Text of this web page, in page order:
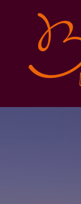
Vins en Fête
Balade
Inscription
Conditions
Vins en Fête